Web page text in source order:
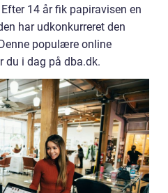
14 år fik papiravisen en
har udkonkurreret den
populære online
du i dag på dba.dk.